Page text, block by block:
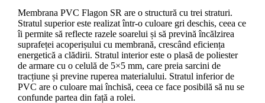
Membrana PVC Flagon SR are o structură cu trei straturi.
Stratul superior este realizat într-o culoare gri deschis, ceea ce
îi permite să reflecte razele soarelui și să prevină încălzirea
suprafeței acoperișului cu membrană, crescând eficiența
energetică a clădirii. Stratul interior este o plasă de poliester
de armare cu o celulă de 5×5 mm, care preia sarcini de
tracțiune și previne ruperea materialului. Stratul inferior de
PVC are o culoare mai închisă, ceea ce face posibilă să nu se
confunde partea din față a rolei.